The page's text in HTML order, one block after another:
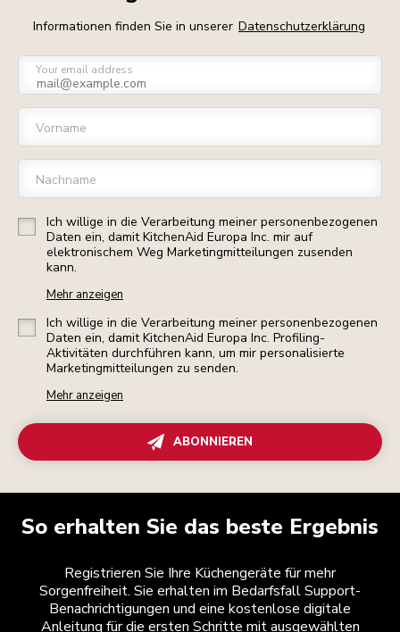
Informationen finden Sie in unserer Datenschutzerklärung
Your email address
Vorname
Nachname
Ich willige in die Verarbeitung meiner personenbezogenen
Daten ein, damit KitchenAid Europa Inc. mir auf
elektronischem Weg Marketingmitteilungen zusenden
kann.
Mehr anzeigen
Ich willige in die Verarbeitung meiner personenbezogenen
Daten ein, damit KitchenAid Europa Inc. Profiling-
Aktivitäten durchführen kann, um mir personalisierte
Marketingmitteilungen zu senden.
Mehr anzeigen
ABONNIEREN
So erhalten Sie das beste Ergebnis
Registrieren Sie Ihre Küchengeräte für mehr
Sorgenfreiheit. Sie erhalten im Bedarfsfall Support-
Benachrichtigungen und eine kostenlose digitale
Anleitung für die ersten Schritte mit ausgewählten